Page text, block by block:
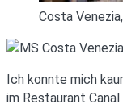
Costa
Ich konnte mich
im Restaurant